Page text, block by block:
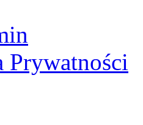
Prywatności